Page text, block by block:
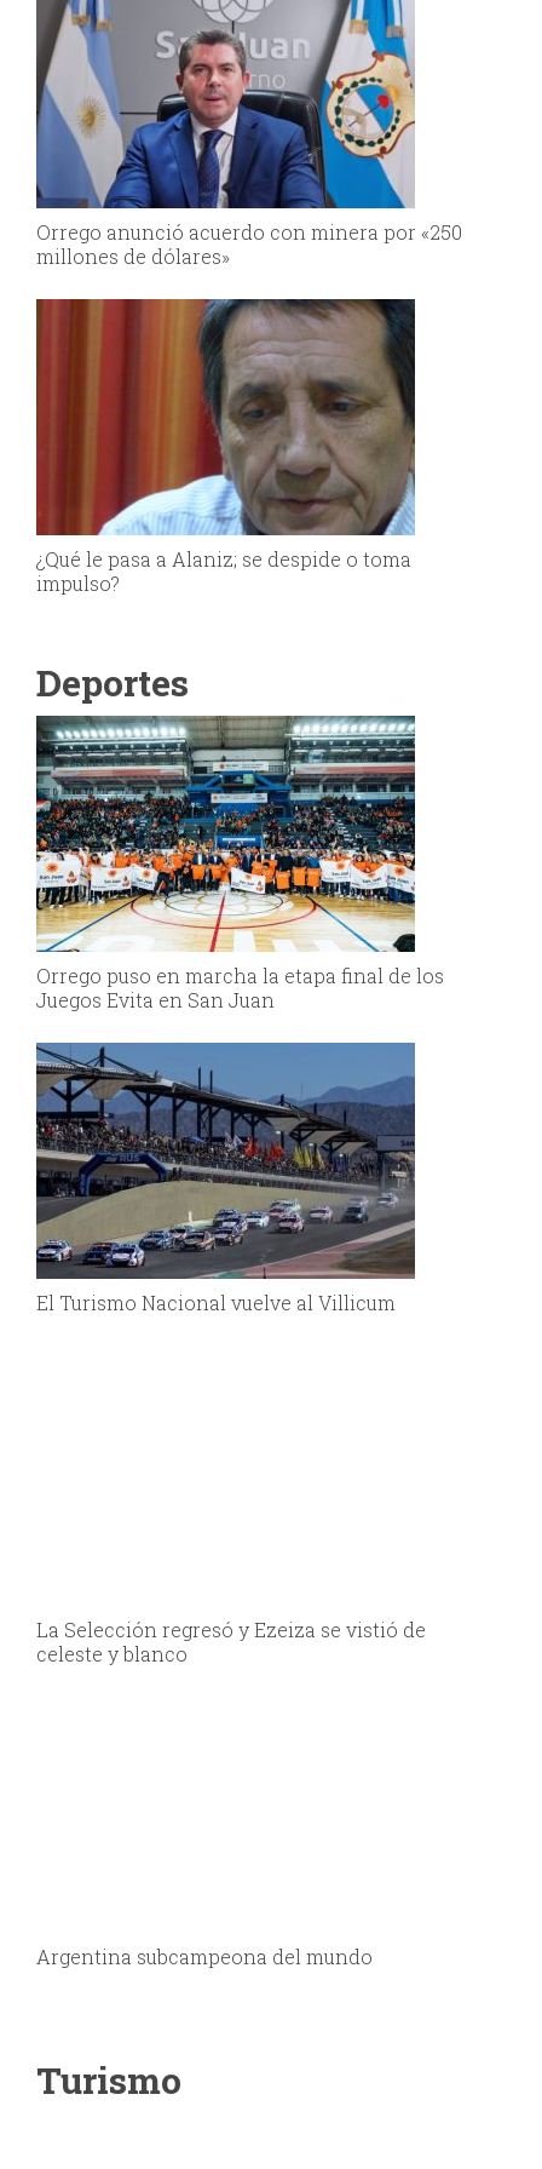
Orrego anunció acuerdo con minera por «250
millones de dólares»
¿Qué le pasa a Alaniz; se despide o toma
impulso?
Deportes
Orrego puso en marcha la etapa final de los
Juegos Evita en San Juan
El Turismo Nacional vuelve al Villicum
La Selección regresó y Ezeiza se vistió de
celeste y blanco
Turismo